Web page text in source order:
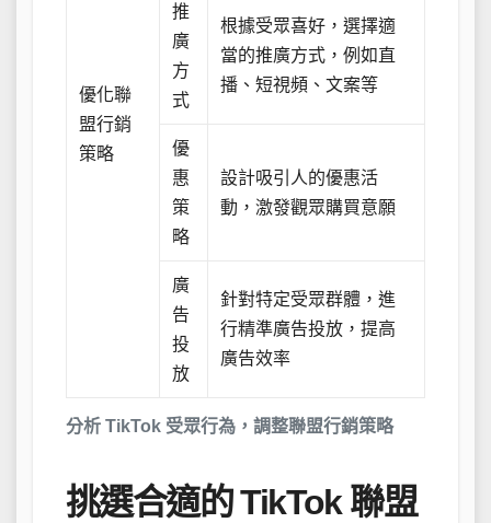
分析 TikTok 受眾行為，調整聯盟行銷策略
優化聯
盟行銷
策略
推
廣
方
式
根據受眾喜好，選擇適
當的推廣方式，例如直
播、短視頻、文案等
優
惠
策
略
設計吸引人的優惠活
動，激發觀眾購買意願
廣
告
投
放
針對特定受眾群體，進
行精準廣告投放，提高
廣告效率
挑選合適的 TikTok 聯盟